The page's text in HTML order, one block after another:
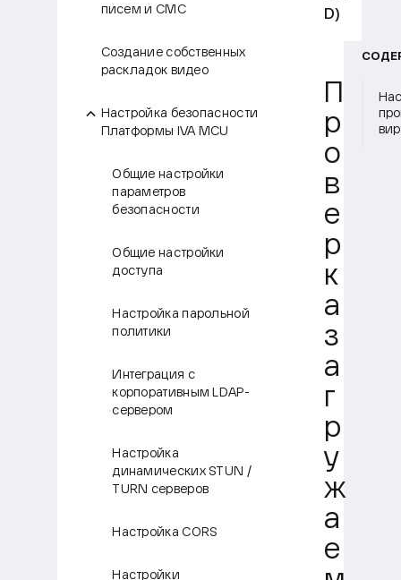
писем и СМС
Создание собственных
раскладок видео
Настройка безопасности
Платформы IVA MCU
Общие настройки
параметров
безопасности
Общие настройки
доступа
Настройка парольной
политики
Интеграция с
корпоративным LDAP-
сервером
Настройка
динамических STUN /
TURN серверов
Настройка CORS
Настройки
D)
р
о
в
е
р
к
а
з
а
г
р
у
ж
а
е